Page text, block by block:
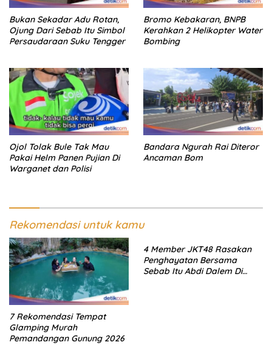
Bukan Sekadar Adu Rotan,
Ojung Dari Sebab Itu Simbol
Persaudaraan Suku Tengger
Bromo Kebakaran, BNPB
Kerahkan 2 Helikopter Water
Bombing
Ojol Tolak Bule Tak Mau
Pakai Helm Panen Pujian Di
Warganet dan Polisi
Bandara Ngurah Rai Diteror
Ancaman Bom
Rekomendasi untuk kamu
7 Rekomendasi Tempat
Glamping Murah
Pemandangan Gunung 2026
4 Member JKT48 Rasakan
Penghayatan Bersama
Sebab Itu Abdi Dalem Di